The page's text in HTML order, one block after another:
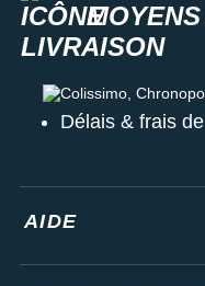
Colissimo,
Délais & frais
AIDE